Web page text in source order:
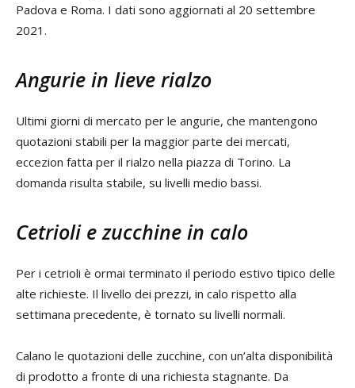
Padova e Roma. I dati sono aggiornati al 20 settembre
2021.
Angurie in lieve rialzo
Ultimi giorni di mercato per le angurie, che mantengono
quotazioni stabili per la maggior parte dei mercati,
eccezion fatta per il rialzo nella piazza di Torino. La
domanda risulta stabile, su livelli medio bassi.
Cetrioli e zucchine in calo
Per i cetrioli è ormai terminato il periodo estivo tipico delle
alte richieste. Il livello dei prezzi, in calo rispetto alla
settimana precedente, è tornato su livelli normali.
Calano le quotazioni delle zucchine, con un’alta disponibilità
di prodotto a fronte di una richiesta stagnante. Da